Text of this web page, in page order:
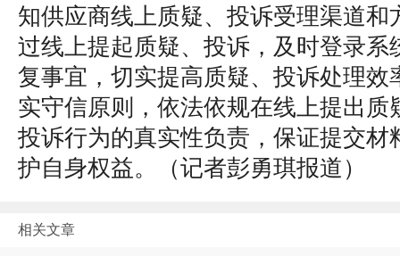
知供应商线上质疑、投诉受理渠道和
过线上提起质疑、投诉，及时登录系
复事宜，切实提高质疑、投诉处理效
实守信原则，依法依规在线上提出质
投诉行为的真实性负责，保证提交材
护自身权益。（记者彭勇琪报道 ）
相关文章